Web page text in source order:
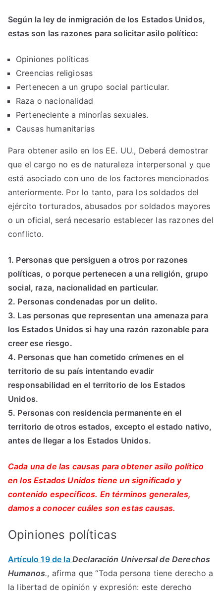
Según la ley de inmigración de los Estados Unidos,
estas son las razones para solicitar asilo político:
Opiniones políticas
Creencias religiosas
Pertenecen a un grupo social particular.
Raza o nacionalidad
Perteneciente a minorías sexuales.
Causas humanitarias
Para obtener asilo en los EE. UU., Deberá demostrar
que el cargo no es de naturaleza interpersonal y que
está asociado con uno de los factores mencionados
anteriormente. Por lo tanto, para los soldados del
ejército torturados, abusados ​​por soldados mayores
o un oficial, será necesario establecer las razones del
conflicto.
1. Personas que persiguen a otros por razones
políticas, o porque pertenecen a una religión, grupo
social, raza, nacionalidad en particular.
2. Personas condenadas por un delito.
3. Las personas que representan una amenaza para
los Estados Unidos si hay una razón razonable para
creer ese riesgo.
4. Personas que han cometido crímenes en el
territorio de su país intentando evadir
responsabilidad en el territorio de los Estados
Unidos.
5. Personas con residencia permanente en el
territorio de otros estados, excepto el estado nativo,
antes de llegar a los Estados Unidos.
Cada una de las causas para obtener asilo político
en los Estados Unidos tiene un significado y
contenido específicos. En términos generales,
damos a conocer cuáles son estas causas.
Opiniones políticas
Artículo 19 de la Declaración Universal de Derechos
Humanos., afirma que “Toda persona tiene derecho a
la libertad de opinión y expresión: este derecho